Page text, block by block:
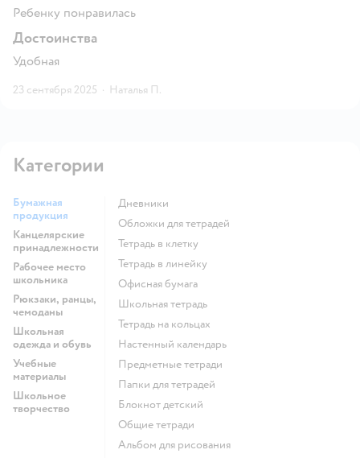
Ребенку понравилась
Достоинства
Удобная
23 сентября 2025 · Наталья П.
Категории
Бумажная
продукция
Канцелярские
принадлежности
Рабочее место
школьника
Рюкзаки, ранцы,
чемоданы
Школьная
одежда и обувь
Учебные
материалы
Школьное
творчество
Дневники
Обложки для тетрадей
Тетрадь в клетку
Тетрадь в линейку
Офисная бумага
Школьная тетрадь
Тетрадь на кольцах
Настенный календарь
Предметные тетради
Папки для тетрадей
Блокнот детский
Общие тетради
Альбом для рисования